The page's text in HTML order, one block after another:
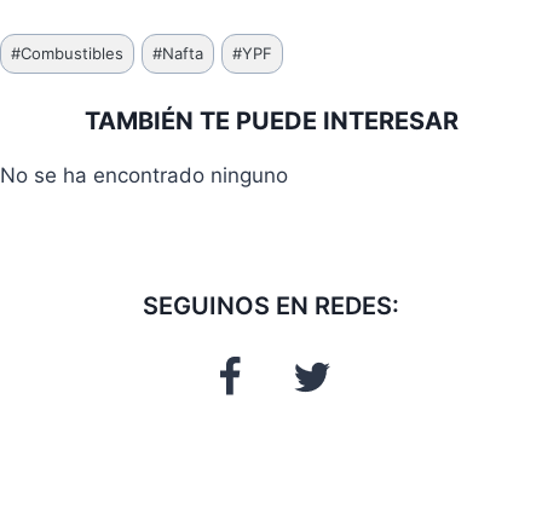
Etiquetas
de
#Combustibles #Nafta #YPF
TAMBIÉN TE PUEDE INTERESAR
No se ha encontrado ninguno
SEGUINOS EN REDES: